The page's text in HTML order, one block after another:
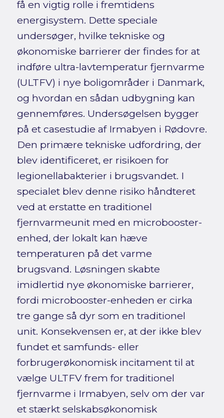
få en vigtig rolle i fremtidens
energisystem. Dette speciale
undersøger, hvilke tekniske og
økonomiske barrierer der findes for at
indføre ultra-lavtemperatur fjernvarme
(ULTFV) i nye boligområder i Danmark,
og hvordan en sådan udbygning kan
gennemføres. Undersøgelsen bygger
på et casestudie af Irmabyen i Rødovre.
Den primære tekniske udfordring, der
blev identificeret, er risikoen for
legionellabakterier i brugsvandet. I
specialet blev denne risiko håndteret
ved at erstatte en traditionel
fjernvarmeunit med en microbooster-
enhed, der lokalt kan hæve
temperaturen på det varme
brugsvand. Løsningen skabte
imidlertid nye økonomiske barrierer,
fordi microbooster-enheden er cirka
tre gange så dyr som en traditionel
unit. Konsekvensen er, at der ikke blev
fundet et samfunds- eller
forbrugerøkonomisk incitament til at
vælge ULTFV frem for traditionel
fjernvarme i Irmabyen, selv om der var
et stærkt selskabsøkonomisk